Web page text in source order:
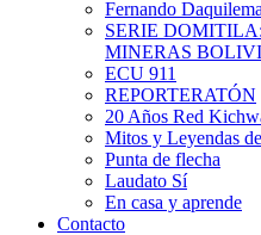
Fernando
SERIE
MINERAS
ECU 911
REPORTERATÓN
20 Años Red
Mitos y Leyendas
Punta de flecha
Laudato Sí
En casa y aprende
Contacto